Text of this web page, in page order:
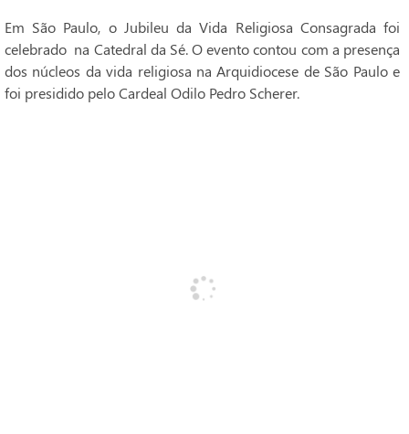
Em São Paulo, o Jubileu da Vida Religiosa Consagrada foi
celebrado na Catedral da Sé. O evento contou com a presença
dos núcleos da vida religiosa na Arquidiocese de São Paulo e
foi presidido pelo Cardeal Odilo Pedro Scherer.